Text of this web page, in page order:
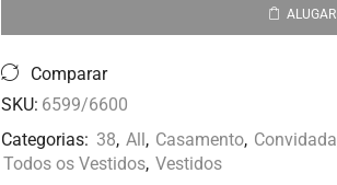
ALUGAR
Comparar
SKU: 6599/6600
Categorias: 38, All, Casamento, Convidada
Todos os Vestidos, Vestidos